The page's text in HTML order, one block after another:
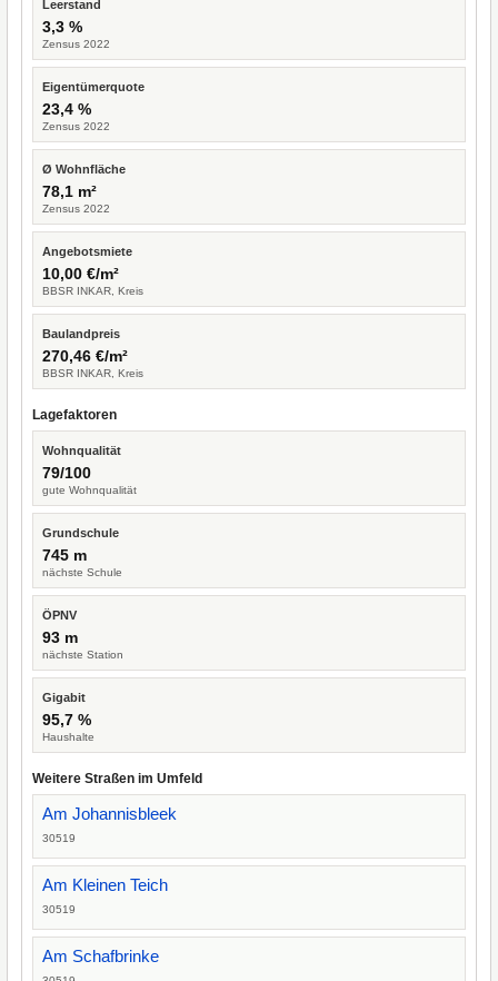
Leerstand
3,3 %
Zensus 2022
Eigentümerquote
23,4 %
Zensus 2022
Ø Wohnfläche
78,1 m²
Zensus 2022
Angebotsmiete
10,00 €/m²
BBSR INKAR, Kreis
Baulandpreis
270,46 €/m²
BBSR INKAR, Kreis
Lagefaktoren
Wohnqualität
79/100
gute Wohnqualität
Grundschule
745 m
nächste Schule
ÖPNV
93 m
nächste Station
Gigabit
95,7 %
Haushalte
Weitere Straßen im Umfeld
Am Johannisbleek
30519
Am Kleinen Teich
30519
Am Schafbrinke